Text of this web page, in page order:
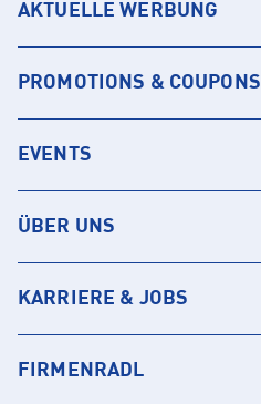
AKTUELLE WERBUNG
PROMOTIONS & COUPONS
EVENTS
ÜBER UNS
KARRIERE & JOBS
FIRMENRADL